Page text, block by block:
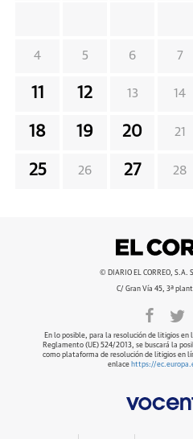
4 5 6 7
11 12 13 14
18 19 20 21
25 26 27 28
© DIARIO EL CORREO, S.A.
C/ Gran Vía 45, 3ª
En lo posible, para la resolución de litigios
Reglamento (UE) 524/2013, se buscará la
como plataforma de resolución de litigios en
enlace https://